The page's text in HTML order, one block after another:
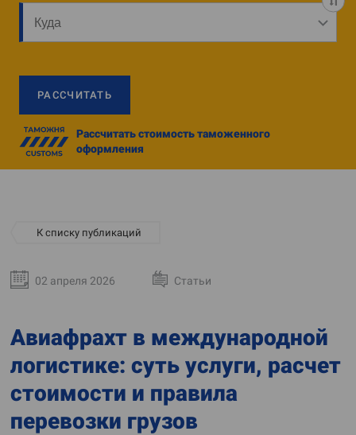
РАССЧИТАТЬ
Рассчитать стоимость таможенного
оформления
К списку публикаций
02 апреля 2026 Статьи
Авиафрахт в международной
логистике: суть услуги, расчет
стоимости и правила
перевозки грузов